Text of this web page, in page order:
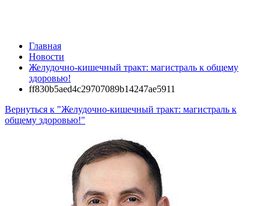
Главная
Новости
Желудочно-кишечный тракт: магистраль к общему
здоровью!
ff830b5aed4c29707089b14247ae5911
Вернуться к "Желудочно-кишечный тракт: магистраль к
общему здоровью!"